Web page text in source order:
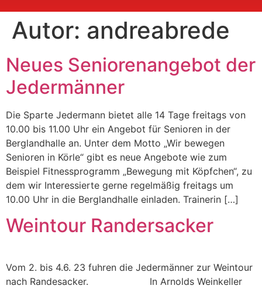
Autor: andreabrede
Neues Seniorenangebot der
Jedermänner
Die Sparte Jedermann bietet alle 14 Tage freitags von
10.00 bis 11.00 Uhr ein Angebot für Senioren in der
Berglandhalle an. Unter dem Motto „Wir bewegen
Senioren in Körle“ gibt es neue Angebote wie zum
Beispiel Fitnessprogramm „Bewegung mit Köpfchen“, zu
dem wir Interessierte gerne regelmäßig freitags um
10.00 Uhr in die Berglandhalle einladen. Trainerin […]
Weintour Randersacker
Vom 2. bis 4.6. 23 fuhren die Jedermänner zur Weintour
nach Randesacker. In Arnolds Weinkeller